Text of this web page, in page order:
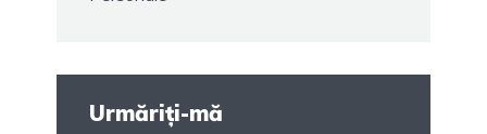
Urmăriți-mă